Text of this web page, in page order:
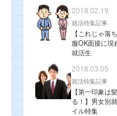
2018.02.19
就活特集記事
【これじゃ落
服OK面接に現
就活生
2018.03.05
就活特集記事
【第一印象は
る！】男女別
イル特集